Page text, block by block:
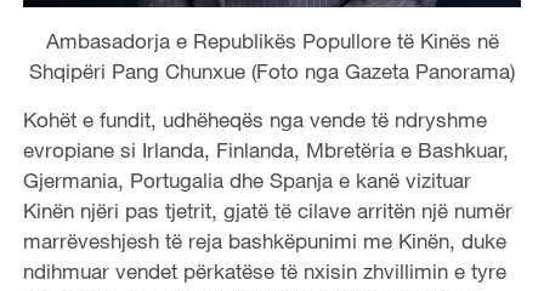
Ambasadorja e Republikës Popullore të Kinës në
Shqipëri Pang Chunxue (Foto nga Gazeta Panorama)
Kohët e fundit, udhëheqës nga vende të ndryshme
evropiane si Irlanda, Finlanda, Mbretëria e Bashkuar,
Gjermania, Portugalia dhe Spanja e kanë vizituar
Kinën njëri pas tjetrit, gjatë të cilave arritën një numër
marrëveshjesh të reja bashkëpunimi me Kinën, duke
ndihmuar vendet përkatëse të nxisin zhvillimin e tyre